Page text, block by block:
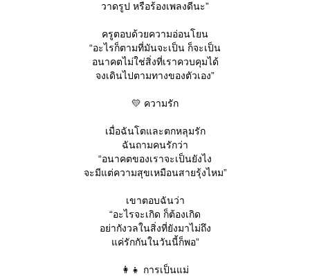
วาดรูป หรือร้องเพลงดีนะ”
ครูตอบด้วยความอ่อนโยน
“อะไรก็ตามที่มันจะเป็น ก็จะเป็น
อนาคตไม่ใช่สิ่งที่เราควบคุมได้
จงเดินไปตามทางของตัวเอง”
💛 ความรัก
เมื่อฉันโตและตกหลุมรัก
ฉันถามคนรักว่า
“อนาคตของเราจะเป็นยังไง
จะมีแต่ความสุขเหมือนสายรุ้งไหม”
เขาตอบฉันว่า
“อะไรจะเกิด ก็ต้องเกิด
อย่ากังวลในสิ่งที่ยังมาไม่ถึง
ค่รักกันในวันนี้ก็พอ”
👩‍👧 การเป็นแม่